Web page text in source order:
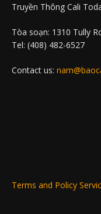
Truyền Thông Cali
Tòa soạn: 1310 Tully
Tel: (408) 482-6527
Contact us:
Terms and Policy